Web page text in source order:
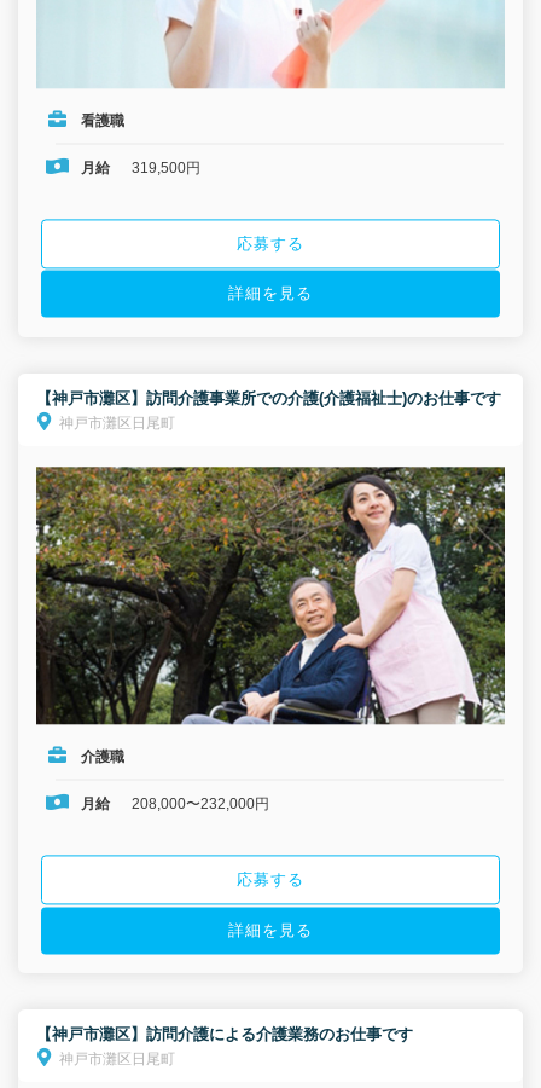
看護職
月給 319,500円
応募する
詳細を見る
【神戸市灘区】訪問介護事業所での介護(介護福祉士)のお仕事です
神戸市灘区日尾町
介護職
月給 208,000〜232,000円
応募する
詳細を見る
【神戸市灘区】訪問介護による介護業務のお仕事です
神戸市灘区日尾町